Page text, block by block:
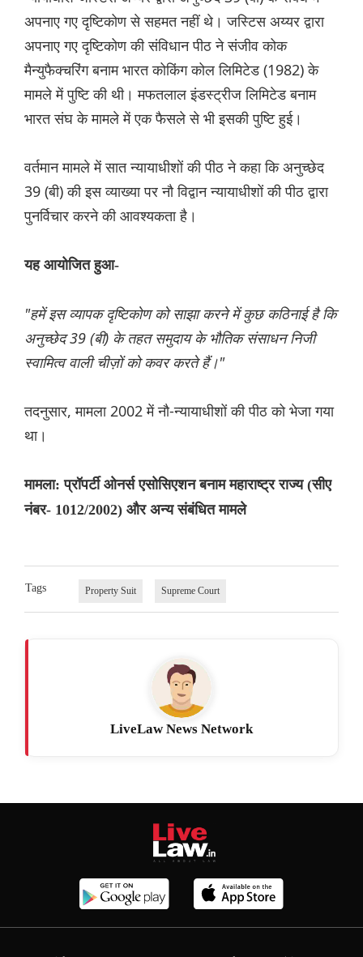
अपनाए गए दृष्टिकोण से सहमत नहीं थे। जस्टिस अय्यर द्वारा
अपनाए गए दृष्टिकोण की संविधान पीठ ने संजीव कोक
मैन्युफैक्चरिंग बनाम भारत कोकिंग कोल लिमिटेड (1982) के
मामले में पुष्टि की थी। मफतलाल इंडस्ट्रीज लिमिटेड बनाम
भारत संघ के मामले में एक फैसले से भी इसकी पुष्टि हुई।
वर्तमान मामले में सात न्यायाधीशों की पीठ ने कहा कि अनुच्छेद
39 (बी) की इस व्याख्या पर नौ विद्वान न्यायाधीशों की पीठ द्वारा
पुनर्विचार करने की आवश्यकता है।
यह आयोजित हुआ-
"हमें इस व्यापक दृष्टिकोण को साझा करने में कुछ कठिनाई है कि
अनुच्छेद 39 (बी) के तहत समुदाय के भौतिक संसाधन निजी
स्वामित्व वाली चीज़ों को कवर करते हैं।"
तदनुसार, मामला 2002 में नौ-न्यायाधीशों की पीठ को भेजा गया
था।
मामला: प्रॉपर्टी ओनर्स एसोसिएशन बनाम महाराष्ट्र राज्य (सीए
नंबर- 1012/2002) और अन्य संबंधित मामले
Tags Property Suit Supreme Court
LiveLaw News Network